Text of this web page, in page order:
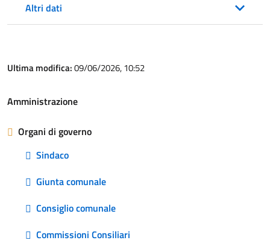
Altri dati
Ultima modifica:09/06/2026, 10:52
Amministrazione
Organi di governo
Sindaco
Giunta comunale
Consiglio comunale
Commissioni Consiliari